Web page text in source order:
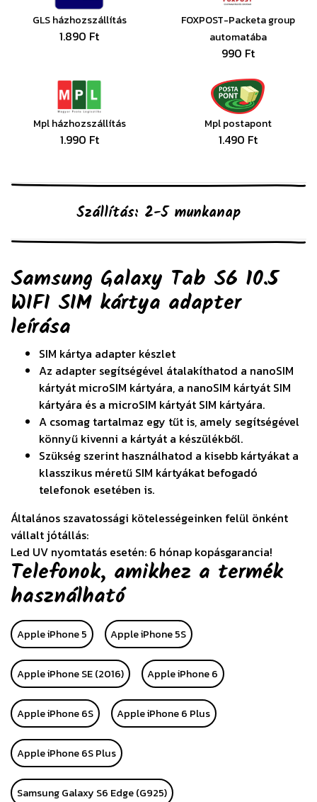
GLS házhozszállítás
1.890 Ft
FOXPOST-Packeta group
automatába
990 Ft
Mpl házhozszállítás
1.990 Ft
Mpl postapont
1.490 Ft
Szállítás: 2-5 munkanap
Samsung Galaxy Tab S6 10.5
WIFI SIM kártya adapter
leírása
SIM kártya adapter készlet
Az adapter segítségével átalakíthatod a nanoSIM
kártyát microSIM kártyára, a nanoSIM kártyát SIM
kártyára és a microSIM kártyát SIM kártyára.
A csomag tartalmaz egy tűt is, amely segítségével
könnyű kivenni a kártyát a készülékből.
Szükség szerint használhatod a kisebb kártyákat a
klasszikus méretű SIM kártyákat befogadó
telefonok esetében is.
Általános szavatossági kötelességeinken felül önként
vállalt jótállás:
Led UV nyomtatás esetén: 6 hónap kopásgarancia!
Telefonok, amikhez a termék
használható
Apple iPhone 5 Apple iPhone 5S
Apple iPhone SE (2016) Apple iPhone 6
Apple iPhone 6S Apple iPhone 6 Plus
Apple iPhone 6S Plus
Samsung Galaxy S6 Edge (G925)